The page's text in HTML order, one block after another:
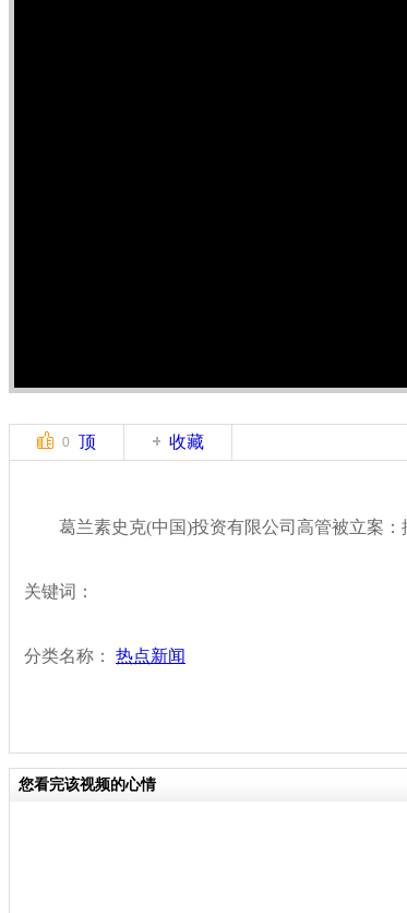
0 顶 收藏
葛兰素史克(中国)投资有限公司高管被立案：
关键词：
分类名称： 热点新闻
您看完该视频的心情